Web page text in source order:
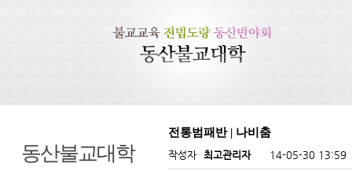
동산불교대학
전통범패반 | 나비춤
작성자 최고관리자 14-05-30 13:59